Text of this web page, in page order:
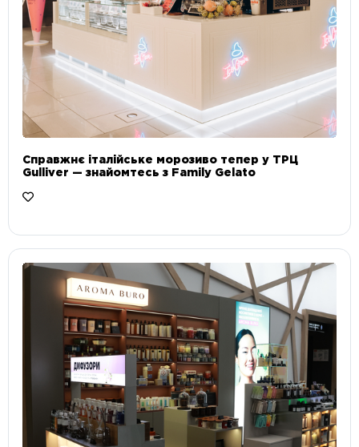
Справжнє італійське морозиво тепер у ТРЦ
Gulliver — знайомтесь з Family Gelato